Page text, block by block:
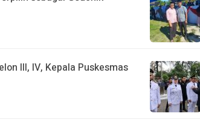
III, IV, Kepala Puskesmas